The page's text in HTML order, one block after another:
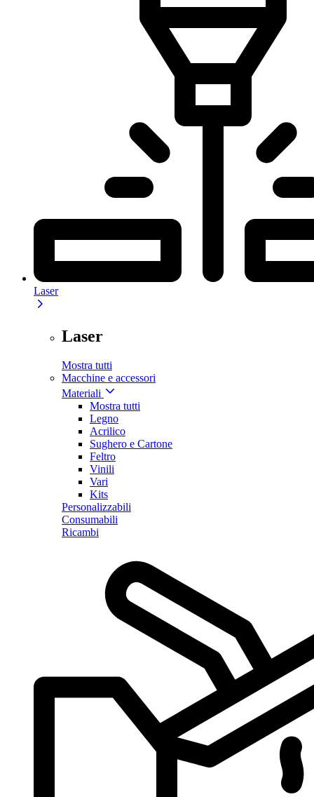
Laser
Laser
Mostra tutti
Macchine e accessori
Materiali
Mostra tutti
Legno
Acrilico
Sughero e Cartone
Feltro
Vinili
Vari
Kits
Personalizzabili
Consumabili
Ricambi